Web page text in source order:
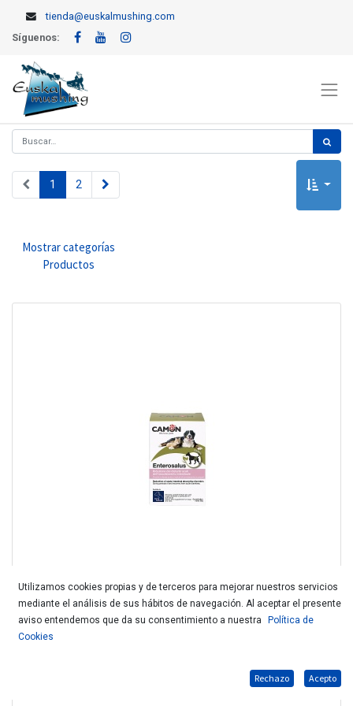
tienda@euskalmushing.com
Síguenos:
1 2
Mostrar categorías
Productos
CAMON ENTEROSALUS 1gr 30cpr G889
Utilizamos cookies propias y de terceros para mejorar nuestros servicios
mediante el análisis de sus hábitos de navegación. Al aceptar el presente
aviso entendemos que da su consentimiento a nuestra
Política de
Cookies
Rechazo Acepto